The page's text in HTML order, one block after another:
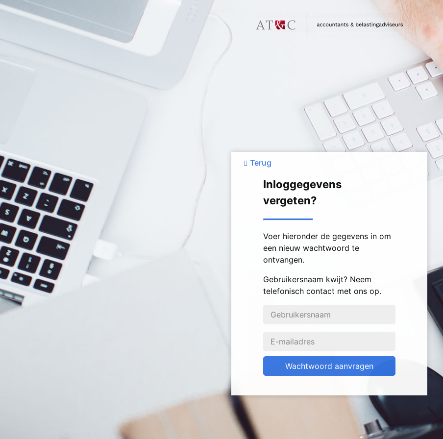
Terug
Inloggegevens
vergeten?
Voer hieronder de gegevens in om
een nieuw wachtwoord te
ontvangen.
Gebruikersnaam kwijt? Neem
telefonisch contact met ons op.
Wachtwoord aanvragen